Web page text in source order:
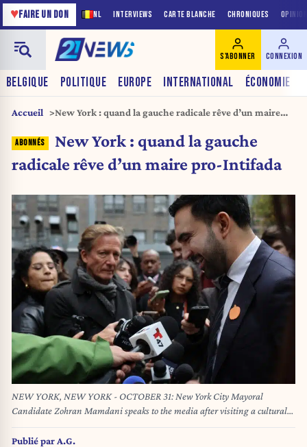
NL INTERVIEWS CARTE BLANCHE CHRONIQUES
♥FAIRE UN DON
BELGIQUE POLITIQUE EUROPE INTERNATIONAL ÉCONOMIE
S'ABONNER CONNEXION
Accueil
New York : quand la gauche radicale rêve d’un maire
New York : quand la gauche
radicale rêve d’un maire pro-Intifada
NEW YORK, NEW YORK - OCTOBER 31: New York City Mayoral
Candidate Zohran Mamdani speaks to the media after visiting a cultural
center for the elderly, where he participated in tai chi and other cultural
dances on October 31, 2025, in New York City. Mamdani continues to hold
Publié par A.G.